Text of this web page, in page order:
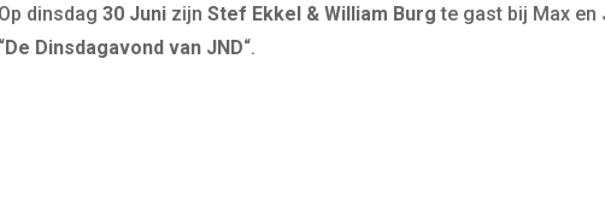
Op dinsdag 30 Junizijn Stef Ekkel & William Burgte gast bij Max en
“De Dinsdagavond van JND“.